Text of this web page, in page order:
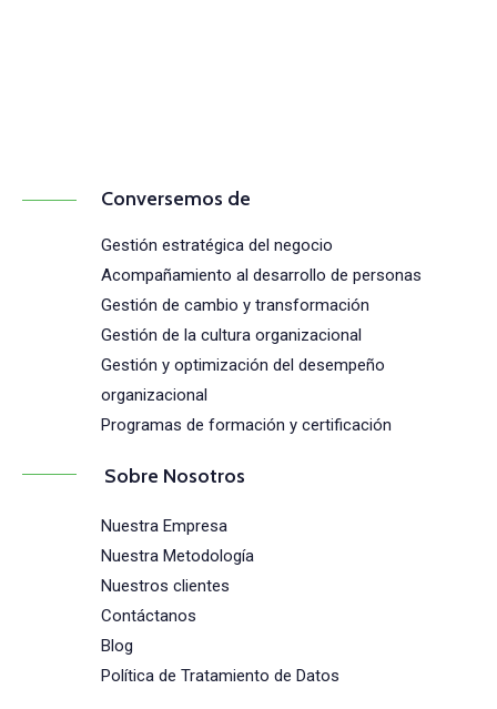
Conversemos de
Gestión estratégica del negocio
Acompañamiento al desarrollo de personas
Gestión de cambio y transformación
Gestión de la cultura organizacional
Gestión y optimización del desempeño
organizacional
Programas de formación y certificación
Sobre Nosotros
Nuestra Empresa
Nuestra Metodología
Nuestros clientes
Contáctanos
Blog
Política de Tratamiento de Datos